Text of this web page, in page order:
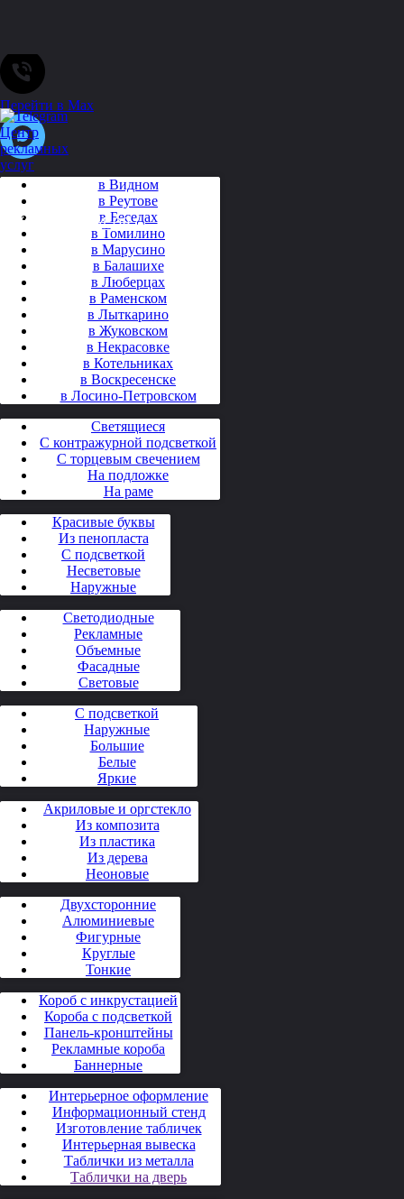
Перейти в Max
в Видном
в Реутове
в Беседах
в Томилино
в Марусино
в Балашихе
в Люберцах
в Раменском
в Лыткарино
в Жуковском
в Некрасовке
в Котельниках
в Воскресенске
в Лосино-Петровском
Светящиеся
С контражурной подсветкой
С торцевым свечением
На подложке
На раме
Красивые буквы
Из пенопласта
С подсветкой
Несветовые
Наружные
Светодиодные
Рекламные
Объемные
Фасадные
Световые
С подсветкой
Наружные
Большие
Белые
Яркие
Акриловые и оргстекло
Из композита
Из пластика
Из дерева
Неоновые
Двухсторонние
Алюминиевые
Фигурные
Круглые
Тонкие
Короб с инкрустацией
Короба с подсветкой
Панель-кронштейны
Рекламные короба
Баннерные
Интерьерное оформление
Информационный стенд
Изготовление табличек
Интерьерная вывеска
Таблички из металла
Таблички на дверь
+7(905)559-94-08